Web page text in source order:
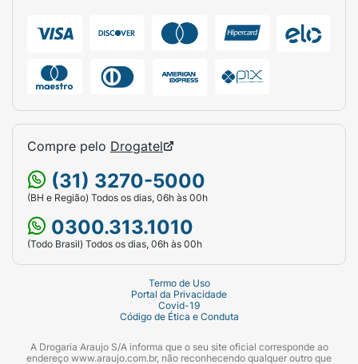
Compre pelo Drogatel
(31) 3270-5000
(BH e Região) Todos os dias, 06h às 00h
0300.313.1010
(Todo Brasil) Todos os dias, 06h às 00h
Termo de Uso
Portal da Privacidade
Covid-19
Código de Ética e Conduta
A Drogaria Araujo S/A informa que o seu site oficial corresponde ao
endereço www.araujo.com.br, não reconhecendo qualquer outro que